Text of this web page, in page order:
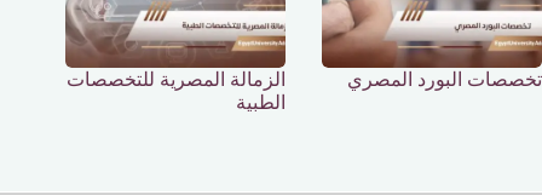
تخصصات البورد المصري
الزمالة المصرية للتخصصات
الطبية